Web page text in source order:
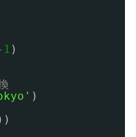
1 )
)